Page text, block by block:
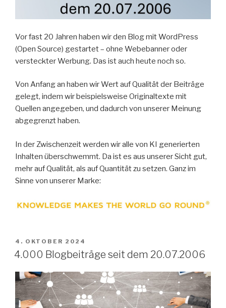
Vor fast 20 Jahren haben wir den Blog mit WordPress
(Open Source) gestartet – ohne Webebanner oder
versteckter Werbung. Das ist auch heute noch so.
Von Anfang an haben wir Wert auf Qualität der Beiträge
gelegt, indem wir beispielsweise Originaltexte mit
Quellen angegeben, und dadurch von unserer Meinung
abgegrenzt haben.
In der Zwischenzeit werden wir alle von KI generierten
Inhalten überschwemmt. Da ist es aus unserer Sicht gut,
mehr auf Qualität, als auf Quantität zu setzen. Ganz im
Sinne von unserer Marke:
VERÖFFENTLICHT
AM
4. OKTOBER 2024
4.000 Blogbeiträge seit dem 20.07.2006